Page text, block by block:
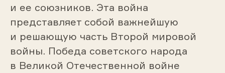
и ее союзников. Эта война
представляет собой важнейшую
и решающую часть Второй мировой
войны. Победа советского народа
в Великой Отечественной войне